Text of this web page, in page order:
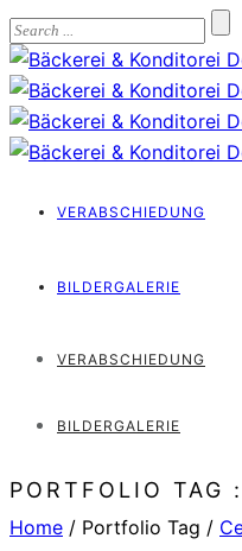
VERABSCHIEDUNG
BILDERGALERIE
VERABSCHIEDUNG
BILDERGALERIE
PORTFOLIO TAG
Home / Portfolio Tag /